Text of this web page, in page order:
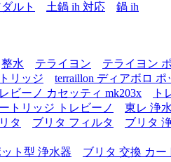
ルト 土鍋 ih 対応
鍋 ih
整水 テライヨン
テライヨン
リッジ
terraillon ディアボロ
レビーノ カセッティ mk203x
ト
トリッジ トレビーノ
東レ 浄
タ ブリタ フィルタ ブリタ
ト型 浄水器
ブリタ 交換 カー